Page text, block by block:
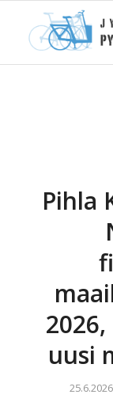
Pihla
uusi
25.6.2026